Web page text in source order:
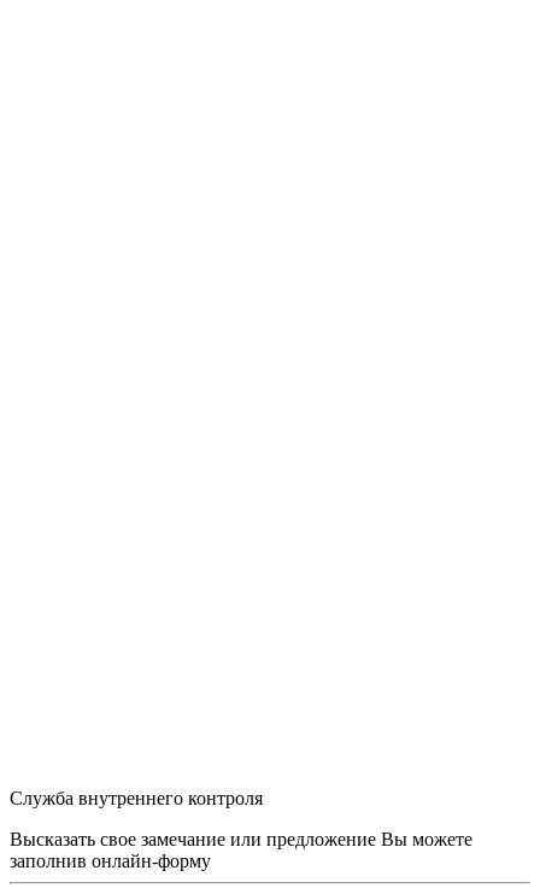
Служба внутреннего контроля
Высказать свое замечание или предложение Вы можете
заполнив онлайн-форму